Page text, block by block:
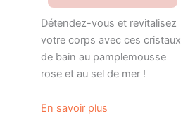
Détendez-vous et revitalisez
votre corps avec cescristaux
de bain au pamplemousse
rose et au sel de mer !
En savoir plus